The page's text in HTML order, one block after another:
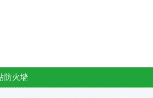
防火墙